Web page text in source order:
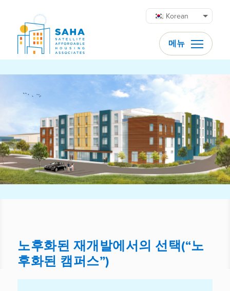
Korean
메뉴
노후화된 재개발에서의 선택(“노
후화된 캠퍼스”)